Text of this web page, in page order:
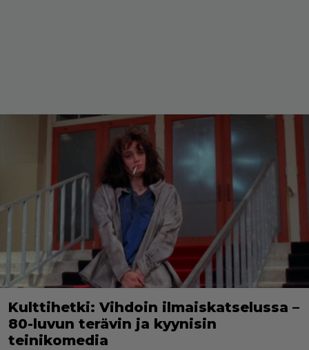
Kulttihetki: Vihdoin ilmaiskatselussa –
80-luvun terävin ja kyynisin
teinikomedia